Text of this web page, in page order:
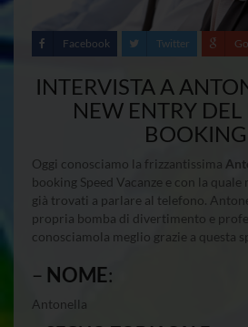
Facebook Twitter
INTERVISTA A
NEW ENTRY DEL
Oggi conosciamo la frizzantissima
booking Speed Vacanze e con la
già trovati a parlare al telefono.
propria bomba di divertimento e
conosciamola meglio grazie a questa
– NOME:
Antonella